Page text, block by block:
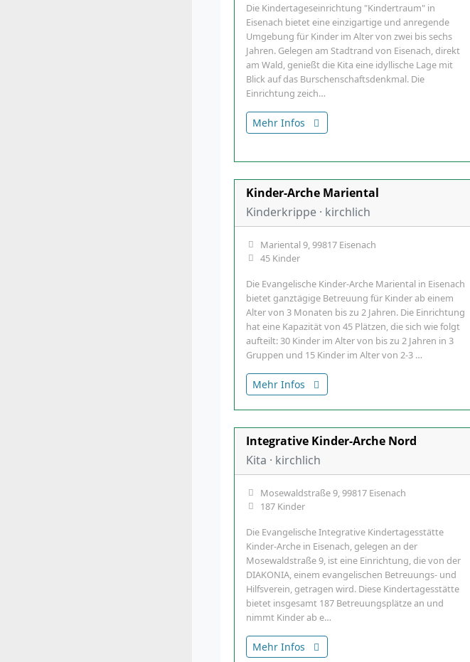
Die Kindertageseinrichtung "Kindertraum" in
Eisenach bietet eine einzigartige und anregende
Umgebung für Kinder im Alter von zwei bis sechs
Jahren. Gelegen am Stadtrand von Eisenach, direkt
am Wald, genießt die Kita eine idyllische Lage mit
Blick auf das Burschenschaftsdenkmal. Die
Einrichtung zeich…
Mehr Infos
Kinder-Arche Mariental
Kinderkrippe · kirchlich
Mariental 9, 99817 Eisenach
45 Kinder
Die Evangelische Kinder-Arche Mariental in Eisenach
bietet ganztägige Betreuung für Kinder ab einem
Alter von 3 Monaten bis zu 2 Jahren. Die Einrichtung
hat eine Kapazität von 45 Plätzen, die sich wie folgt
aufteilt: 30 Kinder im Alter von bis zu 2 Jahren in 3
Gruppen und 15 Kinder im Alter von 2-3 …
Mehr Infos
Integrative Kinder-Arche Nord
Kita · kirchlich
Mosewaldstraße 9, 99817 Eisenach
187 Kinder
Die Evangelische Integrative Kindertagesstätte
Kinder-Arche in Eisenach, gelegen an der
Mosewaldstraße 9, ist eine Einrichtung, die von der
DIAKONIA, einem evangelischen Betreuungs- und
Hilfsverein, getragen wird. Diese Kindertagesstätte
bietet insgesamt 187 Betreuungsplätze an und
nimmt Kinder ab e…
Mehr Infos